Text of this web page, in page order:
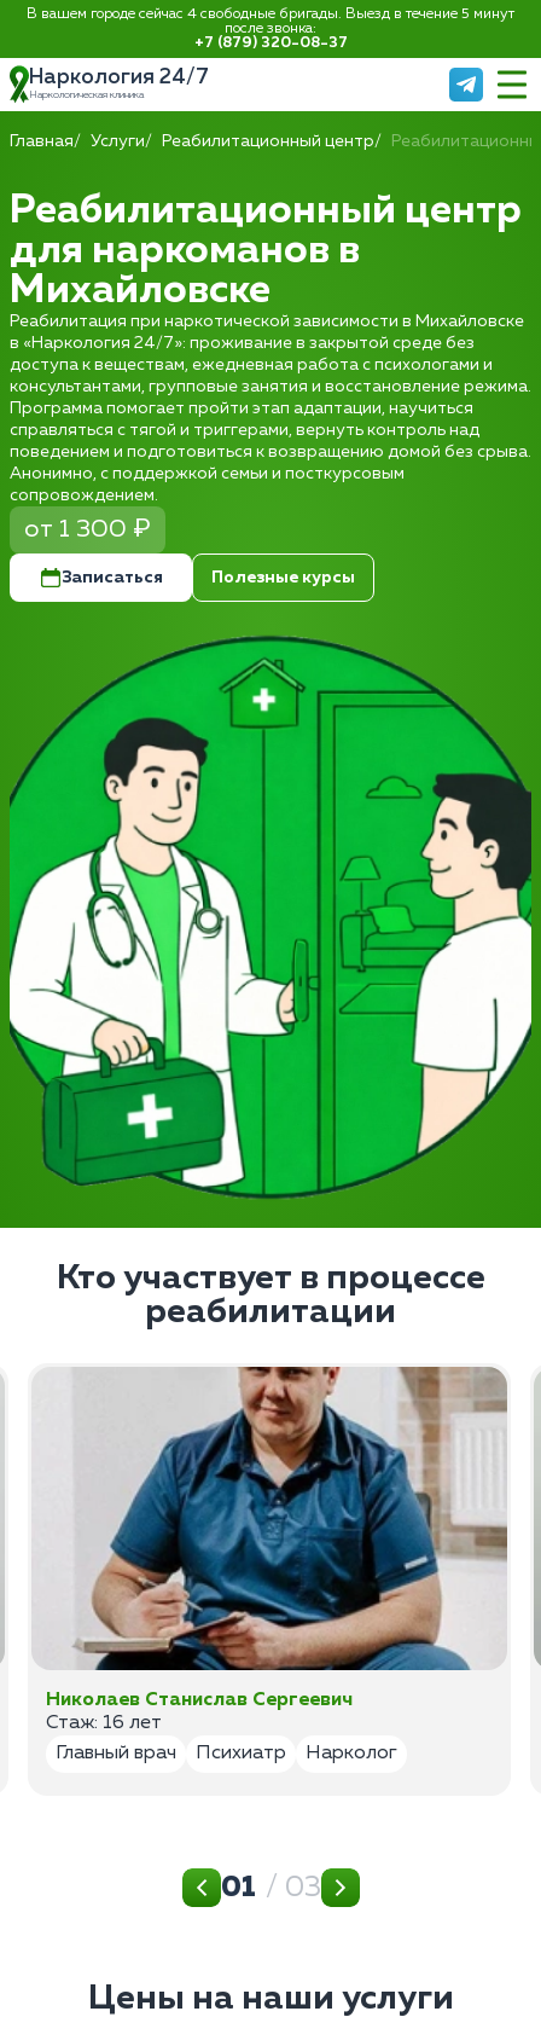
В вашем городе сейчас 4 свободные бригады. Выезд в течение 5 минут
после звонка:
+7 (879) 320-08-37
Наркология 24/7
Наркологическая клиника
Главная Услуги Реабилитационный центр
Реабилитационный центр
для наркоманов в
Михайловске
Реабилитация при наркотической зависимости в Михайловске
в «Наркология 24/7»: проживание в закрытой среде без
доступа к веществам, ежедневная работа с психологами и
консультантами, групповые занятия и восстановление режима.
Программа помогает пройти этап адаптации, научиться
справляться с тягой и триггерами, вернуть контроль над
поведением и подготовиться к возвращению домой без срыва.
Анонимно, с поддержкой семьи и посткурсовым
сопровождением.
от 1 300 ₽
Записаться Полезные курсы
Кто участвует в процессе
реабилитации
Николаев Станислав Сергеевич
Стаж: 16 лет
Главный врач
Психиатр Нарколог
01 / 03
Цены на наши услуги